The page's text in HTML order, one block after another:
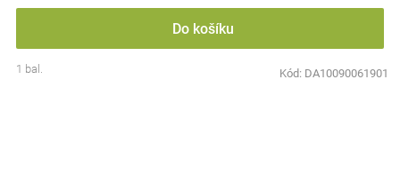
Do košíku
1 bal. Kód: DA10090061901